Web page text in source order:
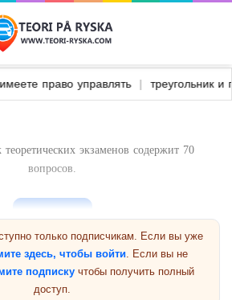
вы имеете право управлять |
экзаменов содержит 70
вопросов.
группа
только подписчикам. Если вы уже
здесь, чтобы войти. Если вы не
подпискучтобы получить полный
доступ.